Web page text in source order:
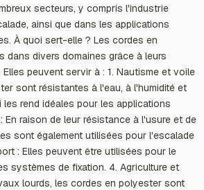
secteurs, y compris l'industrie
ainsi que dans les applications
À quoi sert-elle ? Les cordes en
dans divers domaines grâce à leurs
peuvent servir à : 1. Nautisme et voile
sont résistantes à l'eau, à l'humidité et
les rend idéales pour les applications
En raison de leur résistance à l'usure et de
sont également utilisées pour l'escalade
: Elles peuvent être utilisées pour le
systèmes de fixation. 4. Agriculture et
lourds, les cordes en polyester sont